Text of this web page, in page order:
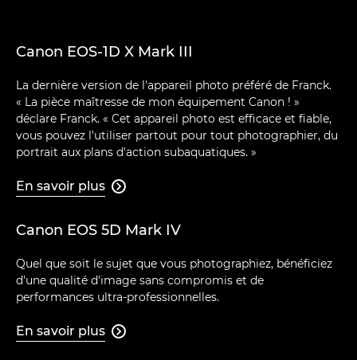
Canon EOS-1D X Mark III
La dernière version de l'appareil photo préféré de Franck.
« La pièce maîtresse de mon équipement Canon ! »
déclare Franck. « Cet appareil photo est efficace et fiable,
vous pouvez l'utiliser partout pour tout photographier, du
portrait aux plans d'action subaquatiques. »
En savoir plus 
Canon EOS 5D Mark IV
Quel que soit le sujet que vous photographiez, bénéficiez
d'une qualité d'image sans compromis et de
performances ultra-professionnelles.
En savoir plus 